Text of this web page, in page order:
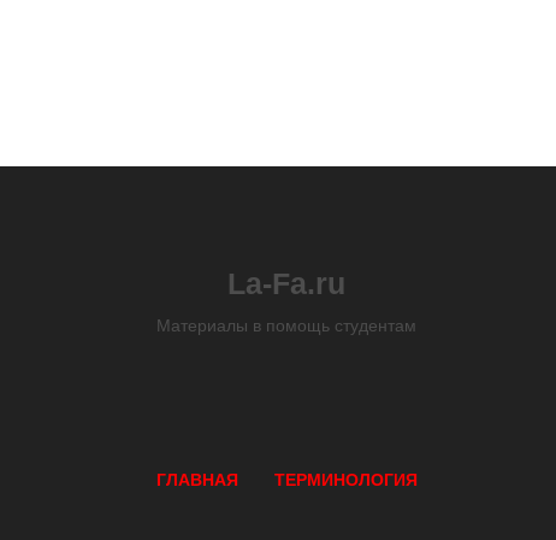
La-Fa.ru
Материалы в помощь студентам
ГЛАВНАЯ ТЕРМИНОЛОГИЯ